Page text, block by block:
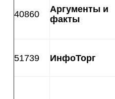
40860
Аргументы и
факты
51739 ИнфоТорг